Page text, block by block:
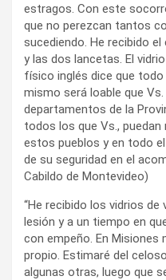
estragos. Con este
que no perezcan tantos
sucediendo. He recibido
y las dos lancetas. El
físico inglés dice que
mismo será loable que
departamentos de la
todos los que Vs.,
estos pueblos y en todo
de su seguridad en el
Cabildo de Montevideo)
“He recibido los vidrios de
lesión y a un tiempo en
con empeño. En Misiones
propio. Estimaré del
algunas otras, luego que